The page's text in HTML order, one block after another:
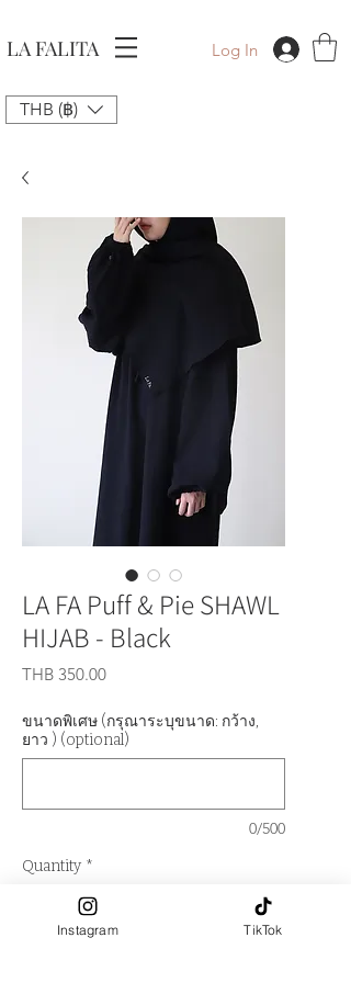
LA FALITA
THB (฿)
Log In
LA FA Puff & Pie SHAWL
HIJAB - Black
THB 350.00Price
ขนาดพิเศษ (กรุณาระบุขนาด: กว้าง,
ยาว ) (optional)
0/500
Quantity *
Instagram TikTok